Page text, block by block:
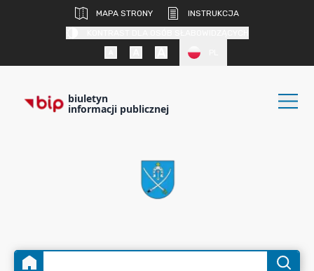
MAPA STRONY
INSTRUKCJA
biuletyn
informacji publicznej